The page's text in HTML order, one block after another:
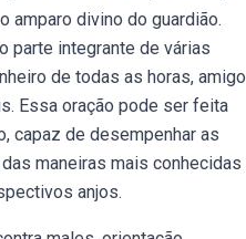
amparo divino do guardião.
parte integrante de várias
de todas as horas, amigo
Essa oração pode ser feita
capaz de desempenhar as
maneiras mais conhecidas
anjos.